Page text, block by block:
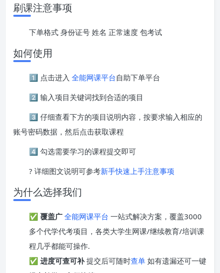
刷课注意事项
下单格式 身份证号 姓名 正常速度 包考试
如何使用
1️⃣ 点击进入 全能网课平台自助下单平台
2️⃣ 输入项目关键词找到合适的项目
3️⃣ 仔细查看下方的项目说明内容，按要求输入相应的
账号密码数据，然后点击获取课程
4️⃣ 勾选需要学习的课程提交即可
? 详细图文说明可参考新手快速上手注意事项
为什么选择我们
✅ 覆盖广 全能网课平台 一站式解决方案，覆盖3000
多个代学代考项目，各类大学生网课/继续教育/培训课
程几乎都能可操作.
✅ 进度可查可补提交后可随时查单 如有遗漏还可一键